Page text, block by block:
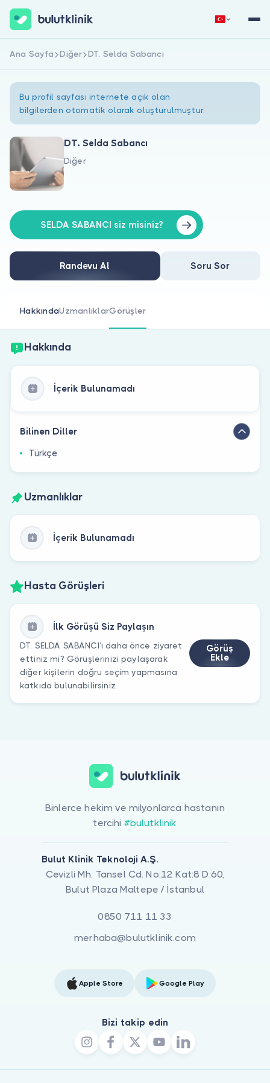
Hakkımızda
Doktorlar için
Doktor musunuz?
Hemen Kaydol
Ana Sayfa Diğer DT. Selda Sabancı
Bu profil sayfası internete açık olan
bilgilerden otomatik olarak oluşturulmuştur.
DT. Selda Sabancı
Diğer
SELDA SABANCI siz misiniz?
Randevu Al Soru Sor
HakkındaUzmanlıklarGörüşler
Hakkında
İçerik Bulunamadı
Bilinen Diller
Türkçe
Uzmanlıklar
İçerik Bulunamadı
Hasta Görüşleri
İlk Görüşü Siz Paylaşın
DT. SELDA SABANCI’ı daha önce ziyaret
ettiniz mi? Görüşlerinizi paylaşarak
diğer kişilerin doğru seçim yapmasına
katkıda bulunabilirsiniz.
Görüş
Ekle
Binlerce hekim ve milyonlarca hastanın
tercihi #bulutklinik
Bulut Klinik Teknoloji A.Ş.
Cevizli Mh. Tansel Cd. No:12 Kat:8 D:60,
Bulut Plaza Maltepe / İstanbul
0850 711 11 33
merhaba@bulutklinik.com
Apple Store Google Play
Bizi takip edin